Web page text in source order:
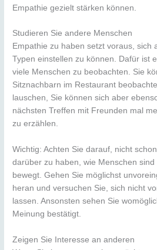
Empathie gezielt stärken können.
Studieren Sie andere Menschen
Empathie zu haben setzt voraus, sich
Typen einstellen zu können. Dafür ist
viele Menschen zu beobachten. Sie
Sitznachbarn im Restaurant
lauschen, Sie können sich aber
nächsten Treffen mit Freunden mal
zu erzählen.
Wichtig: Achten Sie darauf, nicht
darüber zu haben, wie Menschen sind
bewegt. Gehen Sie möglichst
heran und versuchen Sie, sich nicht
lassen. Ansonsten sehen Sie
Meinung bestätigt.
Zeigen Sie Interesse an anderen